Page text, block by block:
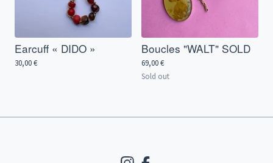
Earcuff « DIDO »
30,00€
Boucles "WALT" SOLD
69,00€
Sold out